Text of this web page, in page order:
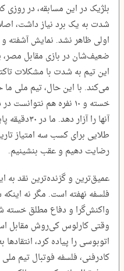
بلژیک در این مسابقه، در
شدت به یک برد نیاز داشت،
اولی ظاهر نشد. نمایش آشفته و
ضعیف‌شان در بازی مقابل مصر،
این تیم به شدت با مشکلات
می‌کند. با این حال، تیم ملی ما
خسته و ۱۰ نفره هم
آنها را
طلایی برای کسب سه امتیاز
رضایت دهیم و عقب بنشینیم.
عمیق‌ترین و گزنده‌ترین نقد به
فلسفه نهفته است. مگر نه اینکه
واکنش‌گرا و دفاع مطلق خسته
وقتی کارلوس کی‌روش مقابل
اتوبوسی را پیاده کرد،
کادرفنی، فلسفه فوتبال تیم